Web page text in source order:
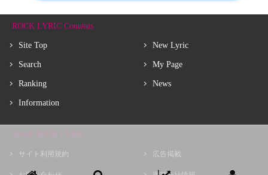
ROCK LYRIC Contents
Site Top
Search
Ranking
Information
New Lyric
My Page
News
About ROCK LYRIC
サイト利用規約 広告掲載